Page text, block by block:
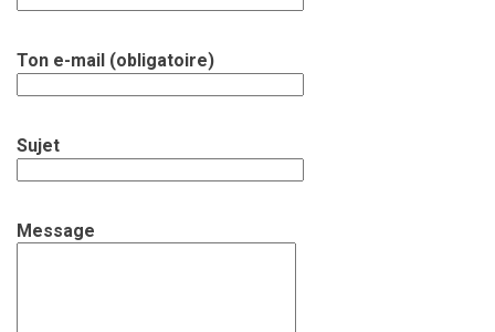
Ton e-mail (obligatoire)
Sujet
Message